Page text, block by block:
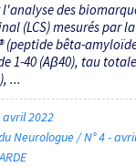
des
(LCS) mesurés par
(peptide bêta-
1-40 (Aβ40), tau
...
avril 2022
Neurologue / N° 4 -